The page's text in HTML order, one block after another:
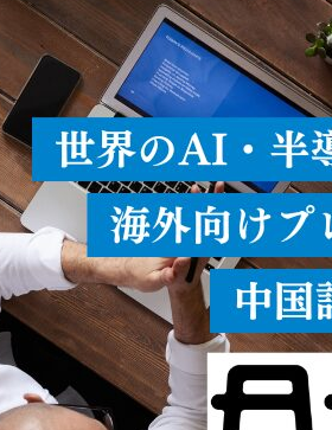
単一のデバイス
遠距離まで届く
ャ […]